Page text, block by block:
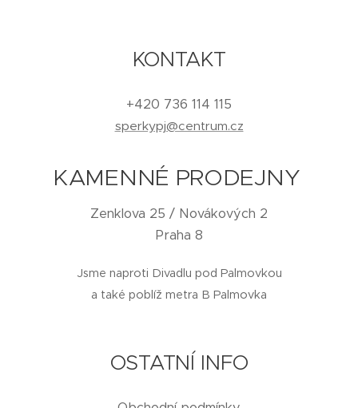
KONTAKT
+420 736 114 115
sperkypj@centrum.cz
KAMENNÉ PRODEJNY
Zenklova 25 / Novákových 2
Praha 8
Jsme naproti Divadlu pod Palmovkou
a také poblíž metra B Palmovka
OSTATNÍ INFO